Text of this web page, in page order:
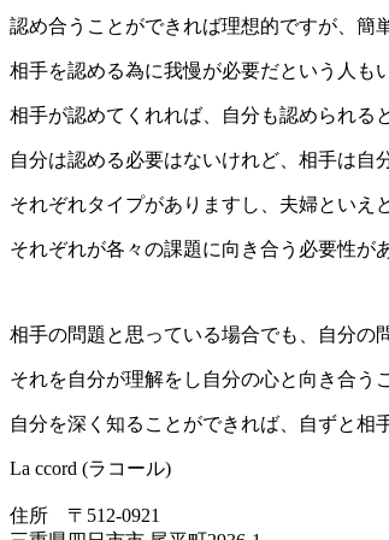
認め合うことができれば理想的ですが、簡
相手を認める為に我慢が必要だという人も
相手が認めてくれれば、自分も認められる
自分は認める必要はないけれど、相手は自
それぞれタイプがありますし、夫婦といえ
それぞれが各々の課題に向き合う必要性が
相手の問題と思っている場合でも、自分の
それを自分が理解をし自分の心と向き合う
自分を深く知ることができれば、自ずと相
La ccord (ラコール)
住所 〒512-0921